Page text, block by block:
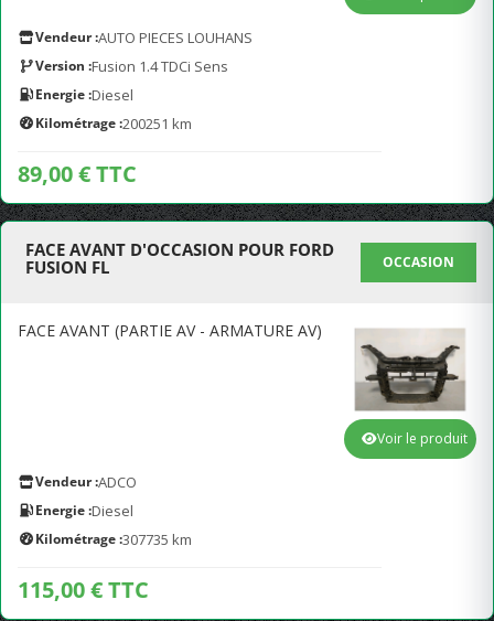
Vendeur :AUTO PIECES LOUHANS
Version :Fusion 1.4 TDCi Sens
Energie :Diesel
Kilométrage :200251 km
89,00 € TTC
FACE AVANT D'OCCASION POUR FORD
FUSION FL
OCCASION
FACE AVANT (PARTIE AV - ARMATURE AV)
Vendeur :ADCO
Energie :Diesel
Kilométrage :307735 km
115,00 € TTC
Voir le produit